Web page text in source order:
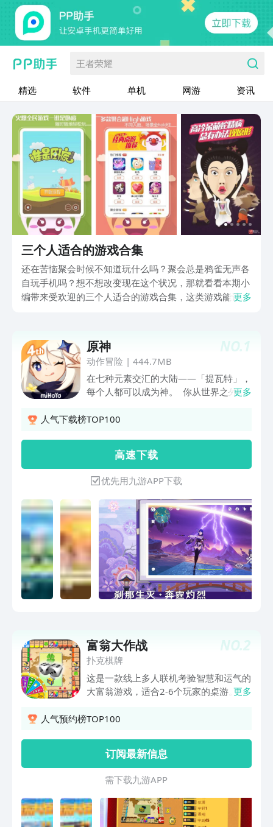
王者荣耀
精选 软件 单机 网游 资讯
三个人适合的游戏合集
还在苦恼聚会时候不知道玩什么吗？聚会总是鸦雀无声各
自玩手机吗？想不想改变现在这个状况，那就看看本期小
编带来受欢迎的三个人适合的游戏合集，这类游戏能让你
平时也可以跟朋友一起开黑联络感情！
更多
NO.1
原神
动作冒险 | 444.7MB
在七种元素交汇的大陆——「提瓦特」，
每个人都可以成为神。 你从世界之外漂
你自由旅行、结识同伴、寻找掌控尘世元
去，创造者尚未到来。面对无法掌控的境
遇，人类总会喟叹自身的无力…… 但在人
生最陡峭的转折处，若有凡人的渴望达
到，神明的视线就将投射而下。 当失散
的双子在尘沙中重聚、世界的谜底在「神
之眼」中尽数显现之时—— 旅行者，你
将去往何方？ 《原神》是由米哈游自研
的一款全新开放世界冒险RPG。你将在游
戏中探索一个被称作「提瓦特」的幻想世
界。 在这广阔的世界中，你可以踏遍七
国，邂逅性格各异、能力独特的同伴，与
落的奥秘……
更多
人气下载榜TOP100
高 速 下 载
优先用九游APP下载
NO.2
富翁大作战
扑克棋牌
这是一款线上多人联机考验智慧和运气的
大富翁游戏，适合2-6个玩家的桌游。你
资产，以及体验到惊险刺激大转盘。在棋
玩法，简单的游戏规则，运气与策略并存
才是你的获胜之道。 -多样化的游戏内
容，合理运用规则成为 Real大富翁！ -自
定义游戏模式，随心开启或者关闭某些功
能。 -多种游戏模式，你可以
更多
人气预约榜TOP100
订阅最新信息
需 下 载 九 游 A P P